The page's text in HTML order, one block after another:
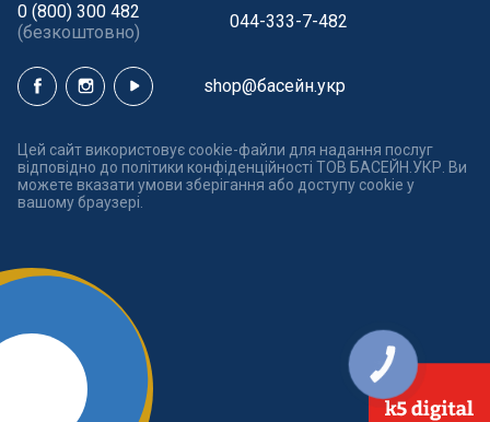
0 (800) 300 482
(безкоштовно)
044-333-7-482
shop@басейн.укр
Цей сайт використовує cookie-файли для надання послуг
відповідно до політики конфіденційності ТОВ БАСЕЙН.УКР. Ви
можете вказати умови зберігання або доступу cookie у
вашому браузері.
КНОПКА
ЗВ'ЯЗКУ